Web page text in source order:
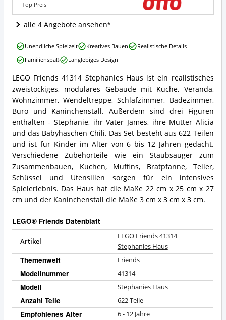
LEGO®
Friends
Top Preis
alle 4 Angebote ansehen
LEGO
Friends
41314
Stephanies
Haus
Zusammenfassung:
Was
bietet
LEGO®
Friends?
LEGO Friends 41314 Stephanies Haus ist ein realistisches
zweistöckiges, modulares Gebäude mit Küche, Veranda,
Wohnzimmer, Wendeltreppe, Schlafzimmer, Badezimmer,
Büro und Kaninchenstall. Außerdem sind drei Figuren
enthalten - Stephanie, ihr Vater James, ihre Mutter Alicia
und das Babyhäschen Chili. Das Set besteht aus 622 Teilen
und ist für Kinder im Alter von 6 bis 12 Jahren gedacht.
Verschiedene Zubehörteile wie ein Staubsauger zum
Zusammenbauen, Kuchen, Muffins, Bratpfanne, Teller,
Schüssel und Utensilien sorgen für ein intensives
Spielerlebnis. Das Haus hat die Maße 22 cm x 25 cm x 27
cm und der Kaninchenstall die Maße 3 cm x 3 cm x 3 cm.
LEGO® Friends Datenblatt
Artikel
LEGO Friends 41314
Stephanies Haus
Themenwelt Friends
Modellnummer 41314
Modell Stephanies Haus
Anzahl Teile 622 Teile
Empfohlenes Alter 6 - 12 Jahre
LEGO
Friends
41314
Haus
Vorteile:
Was
spricht
für
LEGO®
Friends?
Unendliche Spielzeit Kreatives Bauen
Realistische Details
Familienspaß
Langlebiges Design